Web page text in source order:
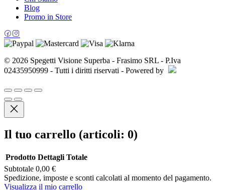
Blog
Promo in Store
© 2026 Spegetti Visione Superba - Frasimo SRL - P.Iva
02435950999 - Tutti i diritti riservati - Powered by
Il tuo carrello (articoli: 0)
Prodotti
Prodotto Dettagli Totale
Subtotale 0,00 €
Spedizione, imposte e sconti calcolati al momento del pagamento.
Visualizza il mio carrello